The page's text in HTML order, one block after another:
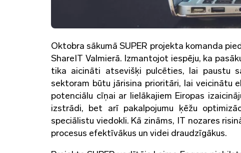
Oktobra sākumā SUPER projekta komanda
ShareIT Valmierā. Izmantojot iespēju, ka
tika aicināti atsevišķi pulcēties, lai paustu
sektoram būtu jārisina prioritāri, lai veicinātu
potenciālu cīņai ar lielākajiem Eiropas
izstrādi, bet arī pakalpojumu ķēžu
speciālistu viedokli. Kā zināms, IT nozares
procesus efektīvākus un videi draudzīgākus.